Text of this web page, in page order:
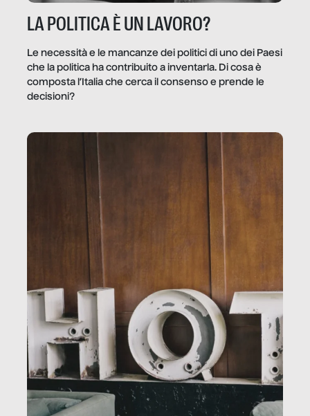
LA POLITICA È UN LAVORO?
Le necessità e le mancanze dei politici di uno dei Paesi
che la politica ha contribuito a inventarla. Di cosa è
composta l’Italia che cerca il consenso e prende le
decisioni?